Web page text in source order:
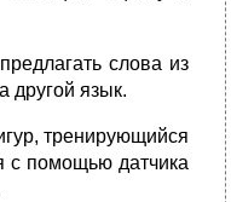
слова из
другой язык.
тренирующийся
с помощью датчика